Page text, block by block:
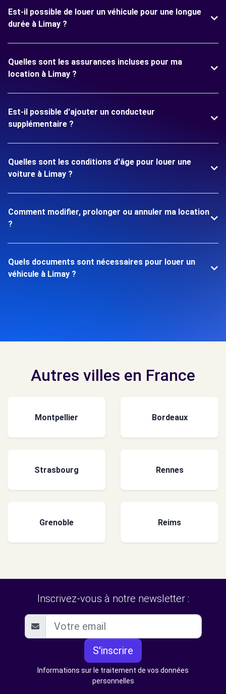
Est-il possible de louer un véhicule pour une longue
durée à Limay ?
Quelles sont les assurances incluses pour ma
location à Limay ?
Est-il possible d'ajouter un conducteur
supplémentaire ?
Quelles sont les conditions d'âge pour louer une
voiture à Limay ?
Comment modifier, prolonger ou annuler ma location
?
Quels documents sont nécessaires pour louer un
véhicule à Limay ?
Autres villes en France
Montpellier Bordeaux
Strasbourg Rennes
Grenoble Reims
Inscrivez-vous à notre newsletter :
S'inscrire
Informations sur le traitement de vos données
personnelles